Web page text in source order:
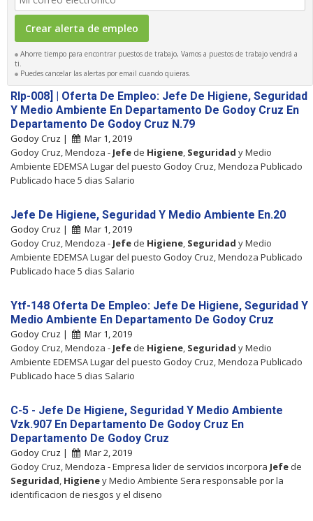
Ahorre tiempo para encontrar puestos de trabajo, Vamos a puestos de trabajo vendrá a
ti.
Puedes cancelar las alertas por email cuando quieras.
Rlp-008] | Oferta De Empleo: Jefe De Higiene, Seguridad
Y Medio Ambiente En Departamento De Godoy Cruz En
Departamento De Godoy Cruz N.79
Godoy Cruz |
Mar 1, 2019
Godoy Cruz, Mendoza - Jefe de Higiene Seguridad y Medio
Ambiente EDEMSA Lugar del puesto Godoy Cruz, Mendoza Publicado
Publicado hace 5 dias Salario
Jefe De Higiene, Seguridad Y Medio Ambiente En.20
Godoy Cruz |
Mar 1, 2019
Godoy Cruz, Mendoza - Jefe de Higiene Seguridad y Medio
Ambiente EDEMSA Lugar del puesto Godoy Cruz, Mendoza Publicado
Publicado hace 5 dias Salario
Ytf-148 Oferta De Empleo: Jefe De Higiene, Seguridad Y
Medio Ambiente En Departamento De Godoy Cruz
Godoy Cruz |
Mar 1, 2019
Godoy Cruz, Mendoza - Jefe de Higiene Seguridad y Medio
Ambiente EDEMSA Lugar del puesto Godoy Cruz, Mendoza Publicado
Publicado hace 5 dias Salario
C-5 - Jefe De Higiene, Seguridad Y Medio Ambiente
Vzk.907 En Departamento De Godoy Cruz En
Departamento De Godoy Cruz
Godoy Cruz |
Mar 2, 2019
Godoy Cruz, Mendoza - Empresa lider de servicios incorpora Jefe de
Seguridad Higieney Medio Ambiente Sera responsable por la
identificacion de riesgos y el diseno